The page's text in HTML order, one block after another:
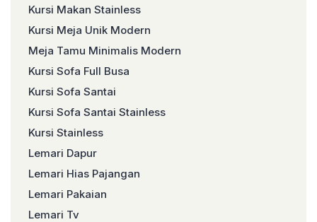
Kursi Makan Stainless
Kursi Meja Unik Modern
Meja Tamu Minimalis Modern
Kursi Sofa Full Busa
Kursi Sofa Santai
Kursi Sofa Santai Stainless
Kursi Stainless
Lemari Dapur
Lemari Hias Pajangan
Lemari Pakaian
Lemari Tv